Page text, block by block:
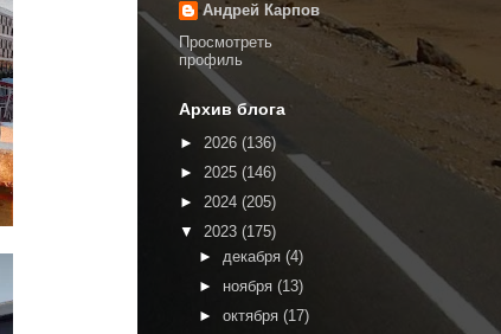
Андрей Карпов
Просмотреть
профиль
Архив блога
► 2026 (136)
► 2025 (146)
► 2024 (205)
▼ 2023 (175)
► декабря (4)
► ноября (13)
► октября (17)